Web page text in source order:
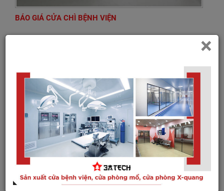
BÁO GIÁ CỬA CHÌ BỆNH VIỆN
×